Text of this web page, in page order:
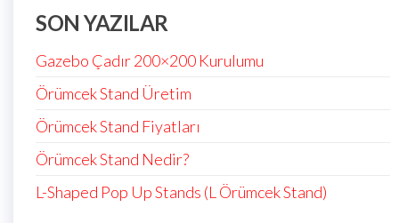
SON YAZILAR
Gazebo Çadır 200×200 Kurulumu
Örümcek Stand Üretim
Örümcek Stand Fiyatları
Örümcek Stand Nedir?
L-Shaped Pop Up Stands (L Örümcek Stand)